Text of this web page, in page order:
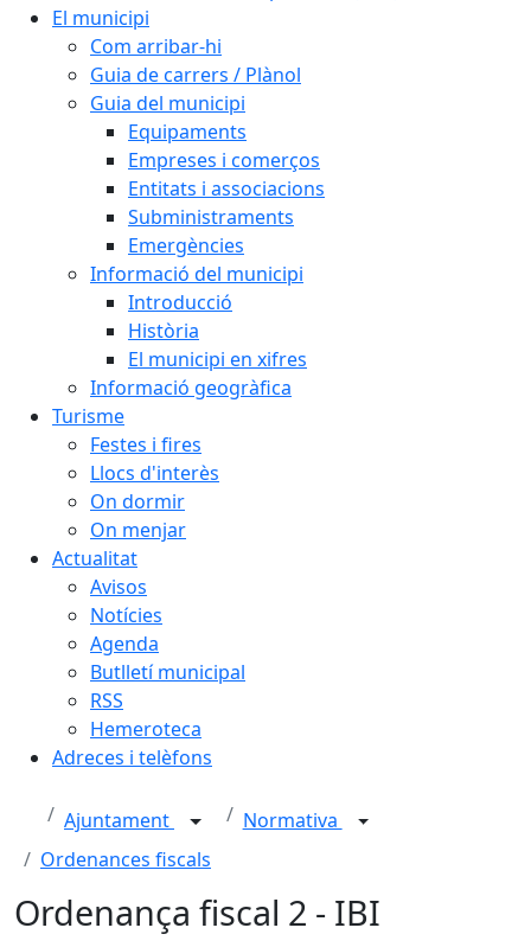
El municipi
Com arribar-hi
Guia de carrers / Plànol
Guia del municipi
Equipaments
Empreses i comerços
Entitats i associacions
Subministraments
Emergències
Informació del municipi
Introducció
Història
El municipi en xifres
Informació geogràfica
Turisme
Festes i fires
Llocs d'interès
On dormir
On menjar
Actualitat
Avisos
Notícies
Agenda
Butlletí municipal
RSS
Hemeroteca
Adreces i telèfons
Ajuntament
Normativa
Ordenances fiscals
Ordenança fiscal 2 - IBI